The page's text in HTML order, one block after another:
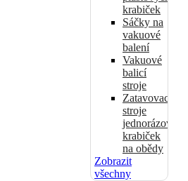
krabiček
Sáčky na
vakuové
balení
Vakuové
balicí
stroje
Zatavovací
stroje
jednorázových
krabiček
na obědy
Zobrazit
všechny